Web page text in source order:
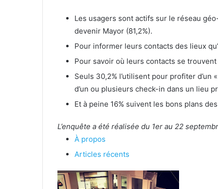
Les usagers sont actifs sur le réseau
devenir Mayor (81,2%).
Pour informer leurs contacts des lieux
Pour savoir où leurs contacts se trouvent
Seuls 30,2% l’utilisent pour profiter d’un
d’un ou plusieurs check-in dans un lieu
Et à peine 16% suivent les bons plans
L’enquête a été réalisée du 1er au 22
À propos
Articles récents